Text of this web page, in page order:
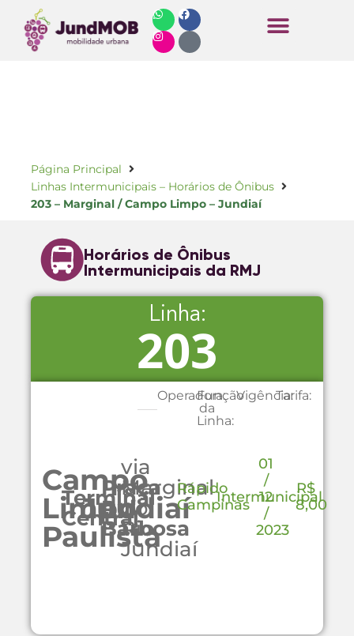
Página Principal
Linhas Intermunicipais – Horários de Ônibus
203 – Marginal / Campo Limpo – Jundiaí
Horários de Ônibus
Intermunicipais da RMJ
Linha:
203
Campo
Limpo
Paulista
Terminal
Central
Jundiaí
Praça
Rui
Barbosa
via
Marginal
do
Rio
Jundiaí
Operadora:
Função
da
Linha:
Vigência:Tarifa:
Rápido
CampinasIntermunicipal
01
/
12
/
2023
R$
8,00